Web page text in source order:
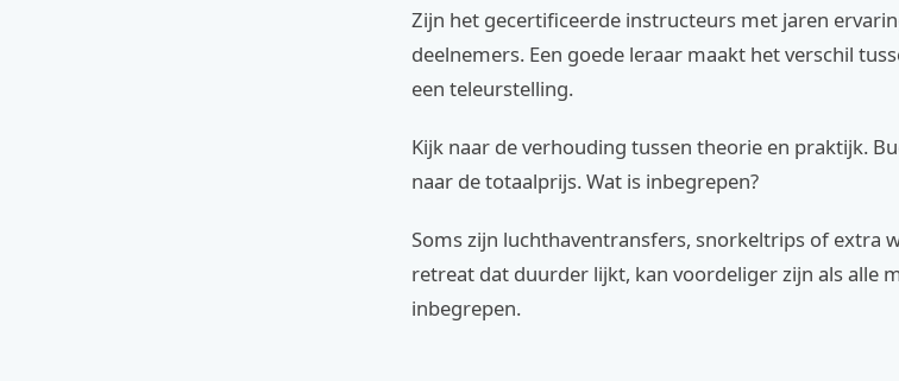
Zijn het gecertificeerde instructeurs met jaren
deelnemers. Een goede leraar maakt het verschil
een teleurstelling.
Kijk naar de verhouding tussen theorie en praktijk.
naar de totaalprijs. Wat is inbegrepen?
Soms zijn luchthaventransfers, snorkeltrips of extra
retreat dat duurder lijkt, kan voordeliger zijn als alle
inbegrepen.